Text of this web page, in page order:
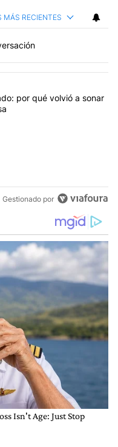
MÁS RECIENTES
comentarios en los
en el
por qué volvió a sonar
de cancelación"
Gestionado por